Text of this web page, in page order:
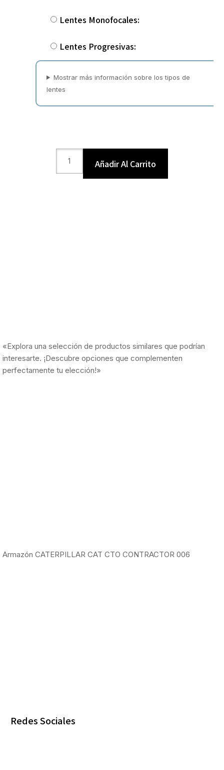
Lentes Monofocales:
Lentes Progresivas:
Mostrar más información sobre los tipos de
lentes
Añadir Al Carrito
«Explora una selección de productos similares que podrían
interesarte. ¡Descubre opciones que complementen
perfectamente tu elección!»
Armazón CATERPILLAR CAT CTO CONTRACTOR 006
Redes Sociales